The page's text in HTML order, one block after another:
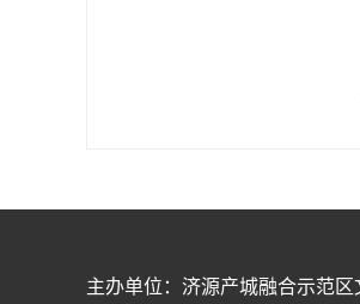
主办单位：济源产城融合示范